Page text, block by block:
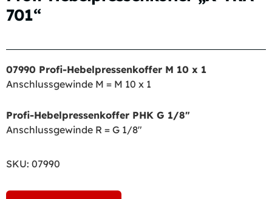
701“
07990 Profi-Hebelpressenkoffer M 10 x 1
Anschlussgewinde M = M 10 x 1
Profi-Hebelpressenkoffer PHK G 1/8″
Anschlussgewinde R = G 1/8″
SKU: 07990